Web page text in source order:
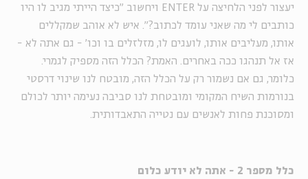
יעצור לפני הלחיצה על ENTER ויחשוב "כיצד הייתי מגיב לו היו
כותבים לי מה שאני עומד לכתוב?". איש לא אוהב שמקללים
אותו, מעליבים אותו, לועגים לו, מזלזלים בו וכו' - גם אתה לא -
אז אל תנהגו ככה באחרים. האמת? הכלל הזה מספיק לגמרי.
כלומר, גם אם נשמור רק על הכלל הזה, מובטח לנו שינוי דרסטי
בנורמות השיח המקומי ומובטחת לנו סביבה נעימה יותר לכולם
ומסוכנת פחות לאנשים עם נטייה התאבדותית.
כלל מספר 2 - אתה לא יודע כלום